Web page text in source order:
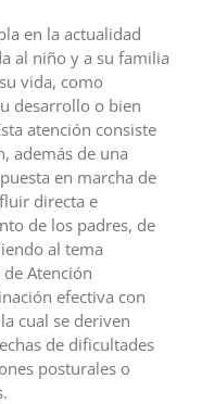
en la actualidad
al niño y a su familia
vida, como
desarrollo o bien
atención consiste
además de una
en marcha de
directa e
de los padres, de
al tema
Atención
efectiva con
cual se deriven
de dificultades
posturales o